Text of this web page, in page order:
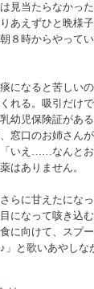
見当たらなかった
あえずひと晩様
８時からやって
になると苦しいの
れる。吸引だけ
幼児保険証があ
窓口のお姉さん
「いえ……なんとお
はありません。
らに甘えたにな
になって咳き込
に向けて、スプ
と歌いあやしな